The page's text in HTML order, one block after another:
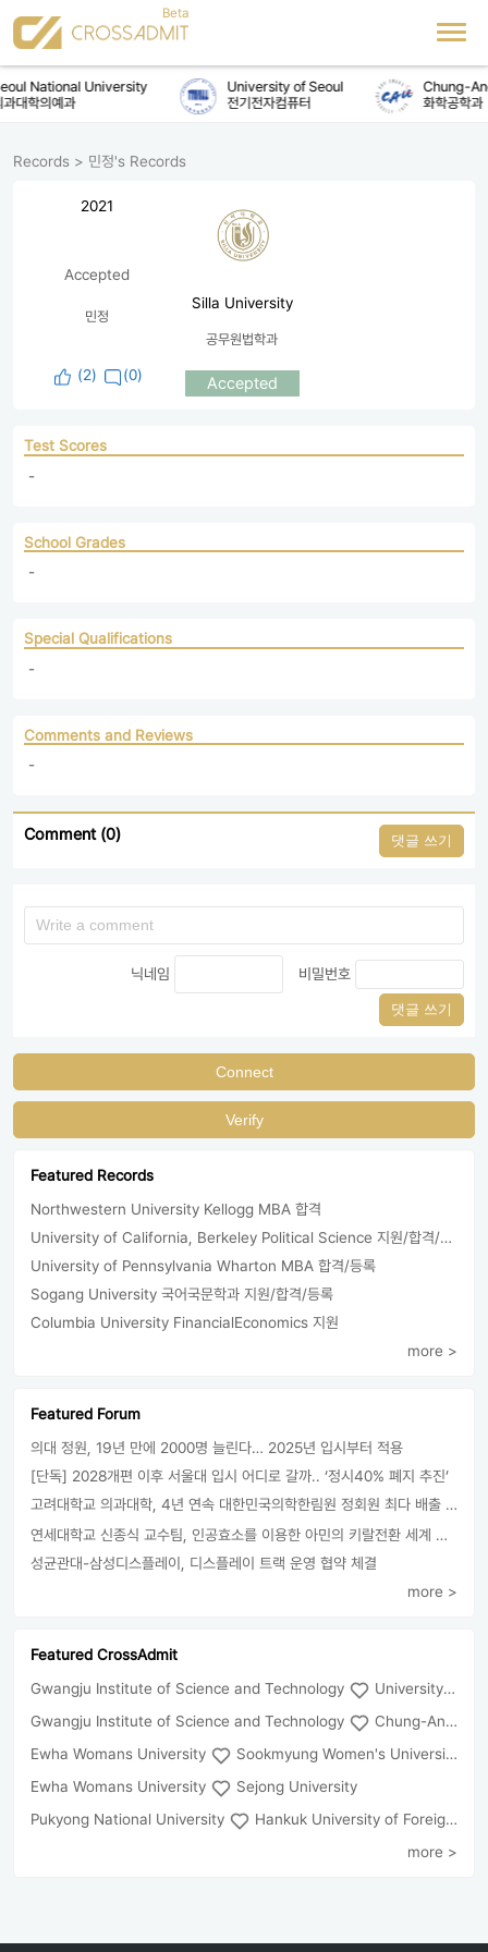
National University
대학의예과
University of Seoul
전기전자컴퓨터
Chung-
화학공학과
Records > 민정's Records
2021
Accepted
민정
(2) (0)
Silla University
공무원법학과
Accepted
Test Scores
-
School Grades
-
Special Qualifications
-
Comments and Reviews
-
Comment (0) 댓글 쓰기
닉네임 비밀번호
댓글 쓰기
Connect
Verify
Featured Records
Northwestern University Kellogg MBA 합격
University of California, Berkeley Political Science 지원/합격/등록
University of Pennsylvania Wharton MBA 합격/등록
Sogang University 국어국문학과 지원/합격/등록
Columbia University FinancialEconomics 지원
more >
Featured Forum
의대 정원, 19년 만에 2000명 늘린다… 2025년 입시부터 적용
[단독] 2028개편 이후 서울대 입시 어디로 갈까.. ‘정시40% 폐지 추진’
고려대학교 의과대학, 4년 연속 대한민국의학한림원 정회원 최다 배출 外
연세대학교 신종식 교수팀, 인공효소를 이용한 아민의 키랄전환 세계 최초로 성공
성균관대-삼성디스플레이, 디스플레이 트랙 운영 협약 체결
more >
Featured CrossAdmit
Gwangju Institute of Science and Technology
University of Seoul
Gwangju Institute of Science and Technology
Chung-Ang University
Ewha Womans University
Sookmyung Women's University
Ewha Womans University
Sejong University
Pukyong National University
Hankuk University of Foreign Studies(Global Campus
more >